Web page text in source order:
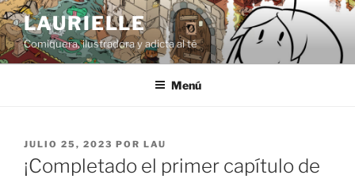
Saltar
al
contenido
LAURIELLE
Comiquera, ilustradora y adicta al té
Menú
PUBLICADO
EL
JULIO 25, 2023 POR LAU
¡Completado el primer capítulo de